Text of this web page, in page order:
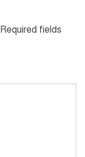
Required fields